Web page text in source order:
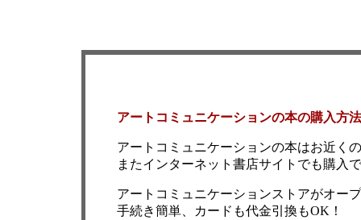
アートコミュニケーションの本の購入方法
アートコミュニケーションの本はお近く
またインターネット書店サイトでも購入
アートコミュニケーションストアがオー
手続き簡単、カードも代金引換もOK！